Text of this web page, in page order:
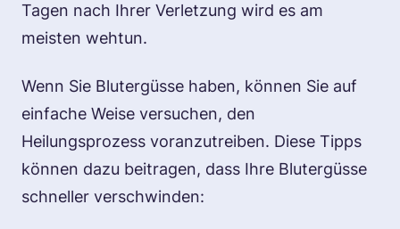
Tagen nach Ihrer Verletzung wird es am
meisten wehtun.
Wenn Sie Blutergüsse haben, können Sie auf
einfache Weise versuchen, den
Heilungsprozess voranzutreiben. Diese Tipps
können dazu beitragen, dass Ihre Blutergüsse
schneller verschwinden: